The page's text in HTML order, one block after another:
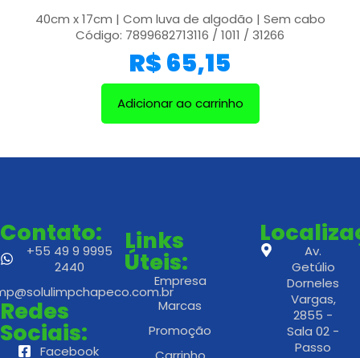
40cm x 17cm | Com luva de algodão | Sem cabo
Código: 7899682713116 / 1011 / 31266
R$65,15
Adicionar ao carrinho
Contato:
+55 49 9 9995
2440
Redes
Sociais:
Facebook
Links
Úteis:
Empresa
Marcas
Promoção
Av.
Getúlio
Dorneles
Vargas,
2855 -
Sala 02 -
Passo